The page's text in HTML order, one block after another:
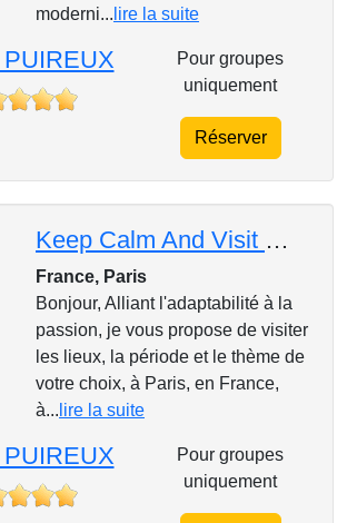
moderni... lire la suite
Pour groupes
uniquement
Réserver
Keep Calm And Visit With Géraldine Puireux
France, Paris
Bonjour, Alliant l'adaptabilité à la
passion, je vous propose de visiter
les lieux, la période et le thème de
votre choix, à Paris, en France,
à... lire la suite
Pour groupes
uniquement